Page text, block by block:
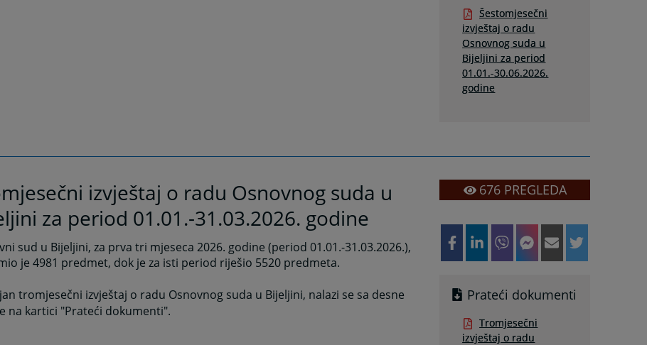
Šestomjesečni
izvještaj o radu
Osnovnog suda u
Bijeljini za period
01.01.-30.06.2026.
godine
izvještaj o radu Osnovnog suda u
za period 01.01.-31.03.2026. godine
sud u Bijeljini, za prva tri mjeseca 2026. godine (period 01.01.-31.03.2026.),
je 4981 predmet, dok je za isti period riješio 5520 predmeta.
tromjesečni izvještaj o radu Osnovnog suda u Bijeljini, nalazi se sa desne
na kartici "Prateći dokumenti".
676PREGLEDA
Prateći dokumenti
Tromjesečni
izvještaj o radu